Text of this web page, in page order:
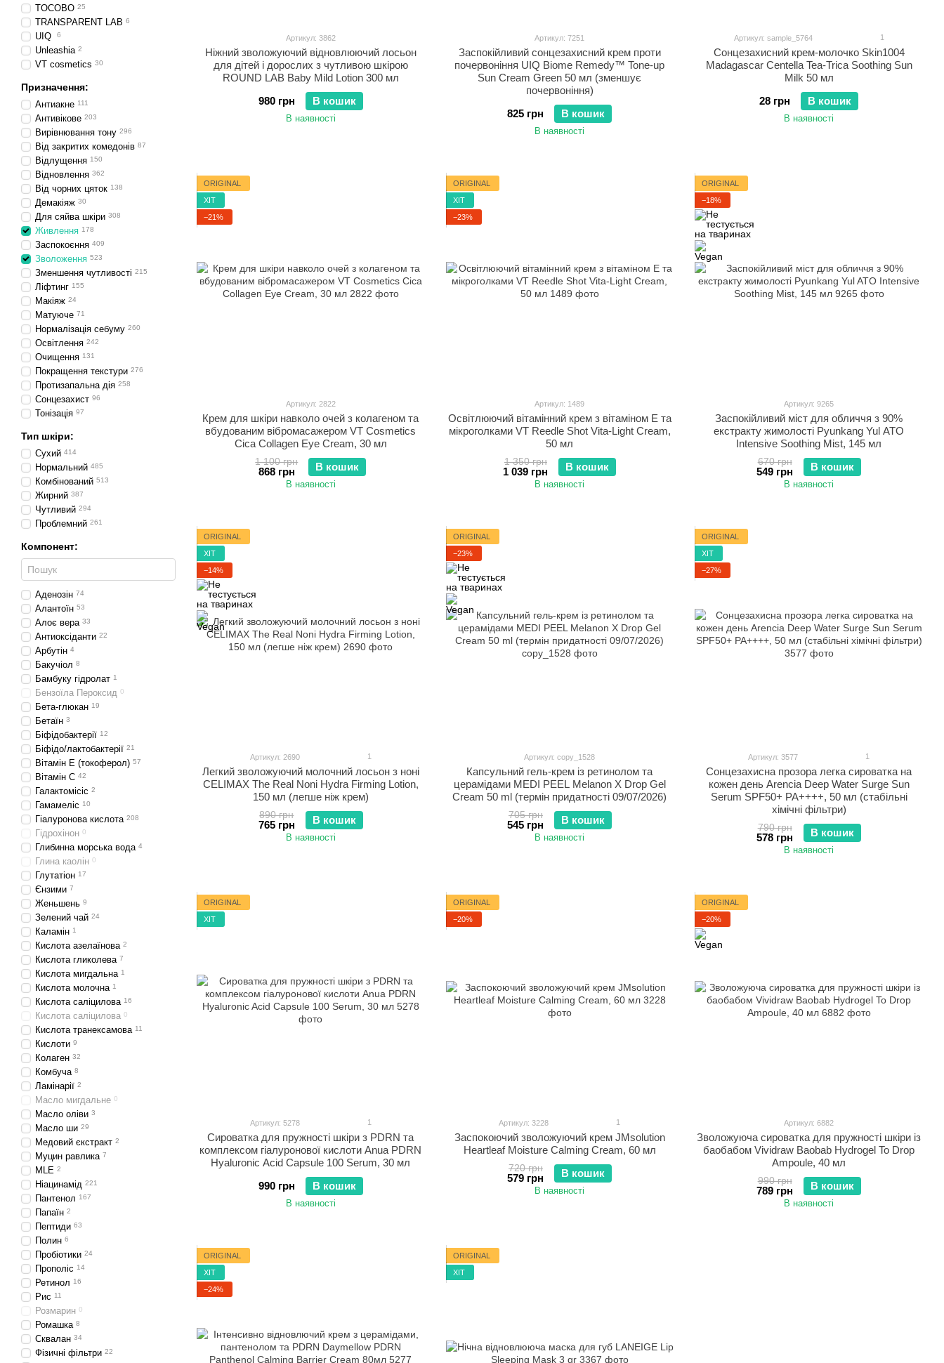
Артикул: 3862
Ніжний зволожуючий відновлюючий лосьон
для дітей і дорослих з чутливою шкірою
ROUND LAB Baby Mild Lotion 300 мл
980 грн
В кошик
В наявності
Артикул: 7251
Заспокійливий сонцезахисний крем проти
почервоніння UIQ Biome Remedy™ Tone-up
Sun Cream Green 50 мл (зменшує
почервоніння)
825 грн
В кошик
В наявності
Артикул: sample_5764 1
Сонцезахисний крем-молочко Skin1004
Madagascar Centella Tea-Trica Soothing Sun
Milk 50 мл
28 грн
В кошик
В наявності
ORIGINAL
ХІТ
−21%
Артикул: 2822
Крем для шкіри навколо очей з колагеном та
вбудованим вібромасажером VT Cosmetics
Cica Collagen Eye Cream, 30 мл
1 100 грн
868 грн В кошик
В наявності
ORIGINAL
ХІТ
−23%
Артикул: 1489
Освітлюючий вітамінний крем з вітаміном Е та
мікроголками VT Reedle Shot Vita-Light Cream,
50 мл
1 350 грн
1 039 грн В кошик
В наявності
ORIGINAL
−18%
Артикул: 9265
Заспокійливий міст для обличчя з 90%
екстракту жимолості Pyunkang Yul ATO
Intensive Soothing Mist, 145 мл
670 грн
549 грн В кошик
В наявності
ORIGINAL
ХІТ
−14%
Артикул: 2690 1
Легкий зволожуючий молочний лосьон з ноні
CELIMAX The Real Noni Hydra Firming Lotion,
150 мл (легше ніж крем)
890 грн
765 грн В кошик
В наявності
ORIGINAL
−23%
Артикул: copy_1528
Капсульний гель-крем із ретинолом та
церамідами MEDI PEEL Melanon X Drop Gel
Cream 50 ml (термін придатності 09/07/2026)
705 грн
545 грн В кошик
В наявності
ORIGINAL
ХІТ
−27%
Артикул: 3577 1
Сонцезахисна прозора легка сироватка на
кожен день Arencia Deep Water Surge Sun
Serum SPF50+ PA++++, 50 мл (стабільні
хімічні фільтри)
790 грн
578 грн В кошик
В наявності
ORIGINAL
ХІТ
Артикул: 5278 1
Сироватка для пружності шкіри з PDRN та
комплексом гіалуронової кислоти Anua PDRN
Hyaluronic Acid Capsule 100 Serum, 30 мл
990 грн
В кошик
В наявності
ORIGINAL
−20%
Артикул: 3228 1
Заспокоючий зволожуючий крем JMsolution
Heartleaf Moisture Calming Cream, 60 мл
720 грн
579 грн В кошик
В наявності
ORIGINAL
−20%
Артикул: 6882
Зволожуюча сироватка для пружності шкіри із
баобабом Vividraw Baobab Hydrogel To Drop
Ampoule, 40 мл
990 грн
789 грн В кошик
В наявності
ORIGINAL
ХІТ
−24%
ORIGINAL
ХІТ
TOCOBO 25
TRANSPARENT LAB 6
UIQ 6
Unleashia 2
VT cosmetics 30
Призначення:
Антиакне 111
Антивікове 203
Вирівнювання тону 296
Від закритих комедонів 87
Відлущення 150
Відновлення 362
Від чорних цяток 138
Демакіяж 30
Для сяйва шкіри 308
Живлення 178
Заспокоєння 409
Зволоження 523
Зменшення чутливості 215
Ліфтинг 155
Макіяж 24
Матуюче 71
Нормалізація себуму 260
Освітлення 242
Очищення 131
Покращення текстури 276
Протизапальна дія 258
Сонцезахист 96
Тонізація 97
Тип шкіри:
Сухий 414
Нормальний 485
Комбінований 513
Жирний 387
Чутливий 294
Проблемний 261
Компонент:
Аденозін 74
Алантоїн 53
Алоє вера 33
Антиоксіданти 22
Арбутін 4
Бакучіол 8
Бамбуку гідролат 1
Бензоїла Пероксид 0
Бета-глюкан 19
Бетаїн 3
Біфідобактерії 12
Біфідо/лактобактерії 21
Вітамін Е (токоферол) 57
Вітамін С 42
Галактомісіс 2
Гамамеліс 10
Гіалуронова кислота 208
Гідрохінон 0
Глибинна морська вода 4
Глина каолін 0
Глутатіон 17
Єнзими 7
Женьшень 9
Зелений чай 24
Каламін 1
Кислота азелаїнова 2
Кислота гликолева 7
Кислота мигдальна 1
Кислота молочна 1
Кислота саліцилова 16
Кислота саліцилова 0
Кислота транексамова 11
Кислоти 9
Колаген 32
Комбуча 8
Ламінарії 2
Масло мигдальне 0
Масло оліви 3
Масло ши 29
Медовий єкстракт 2
Муцин равлика 7
МLE 2
Ніацинамід 221
Пантенол 167
Папаїн 2
Пептиди 63
Полин 6
Пробіотики 24
Прополіс 14
Ретинол 16
Рис 11
Розмарин 0
Ромашка 8
Сквалан 34
Фізичні фільтри 22